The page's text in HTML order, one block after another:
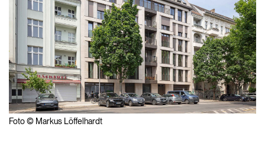
Foto © Markus Löffelhardt